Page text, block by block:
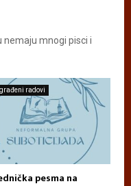
mnogi pisci i
radovi
pesma na